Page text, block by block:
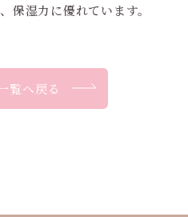
保湿力に優れています。
覧へ戻る